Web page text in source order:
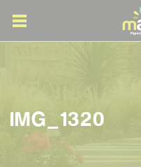
IMG_1320